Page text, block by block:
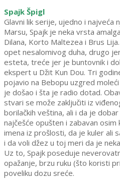
Spajk Špigl
Glavni lik serije, ujedno i najveća
Marsu, Spajk je neka vrsta
Dilana, Korto Maltezea i Brus
opet nesalomivog duha, drugo
esteta, treće jer je buntovnik i
ekspert u Džit Kun Dou. Tri
pojavio na Bebopu uzgred
je došao i šta je radio dotad.
stvari se može zaključiti iz
borilačkih veština, ali i da je
najčešće opušten i zabavan
imena iz prošlosti, da je kuler ali
i da voli džez u toj meri da je
Uz to, Spajk poseduje
opažanje, brzu ruku (što koristi
poveliku dozu sreće.